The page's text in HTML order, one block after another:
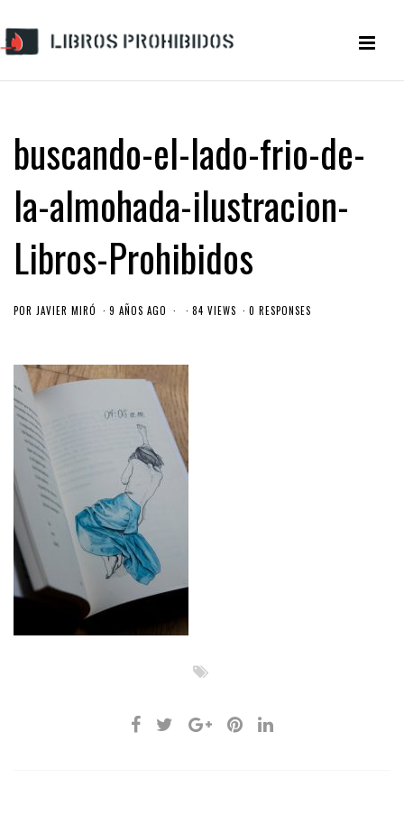
buscando-el-lado-frio-de-
la-almohada-ilustracion-
Libros-Prohibidos
POR JAVIER MIRÓ 9 AÑOS AGO 84 VIEWS 0 RESPONSES